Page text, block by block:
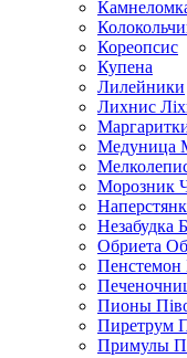
Кореопсис
Купена
Лилейники
Лихнис
Медуница
Морозник
Незабудка
Обриета
Пенстемон
Пионы
Пиретрум
Примулы